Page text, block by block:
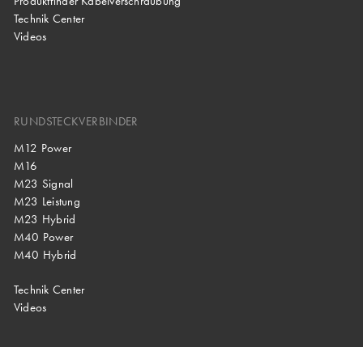
Technik Center
Videos
RUNDSTECKVERBINDER
M12 Power
M16
M23 Signal
M23 Leistung
M23 Hybrid
M40 Power
M40 Hybrid
Technik Center
Videos